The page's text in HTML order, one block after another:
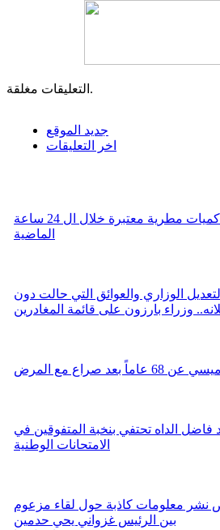
التعليقات مغلقة.
جديد الموقع
اخر التعليقات
تسجيل تساقط كميات مطرية معتبرة خلال ال 24 ساعة
الماضية
الوزاري والعوائق التي حالت دون
وزراء بارزون على قائمة المغادرين
بعد صراع مع المرض
الداه تحتفي بنخبة المتفوقين في
الامتحانات الوطنية
معلومات كاذبة حول لقاء مزعوم
بين الرئيس غزواني يحي حدمين